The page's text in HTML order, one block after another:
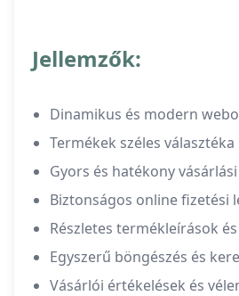
Jellemzők:
Dinamikus és modern
Termékek széles választéka
Gyors és hatékony
Biztonságos online fizetési
Részletes termékleírások
Egyszerű böngészés és
Vásárlói értékelések és